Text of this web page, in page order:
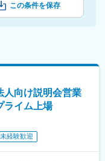
この条件を保存
人向け説明会営業
ライム上場
経験歓迎